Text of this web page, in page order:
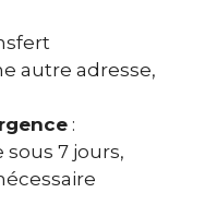
autre adresse,
:
7 jours,